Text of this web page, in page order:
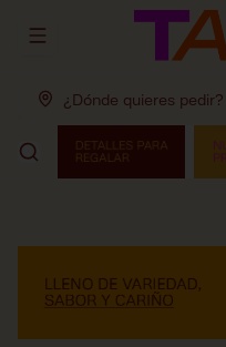
Abrir menu de navegación
¿Dónde quieres pedir?